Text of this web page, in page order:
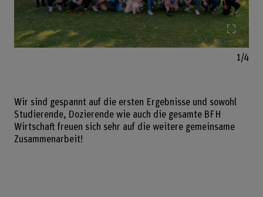
Bild
1/4
Wir sind gespannt auf die ersten Ergebnisse und sowohl
Studierende, Dozierende wie auch die gesamte BFH
Wirtschaft freuen sich sehr auf die weitere gemeinsame
Zusammenarbeit!